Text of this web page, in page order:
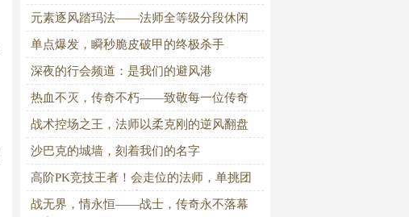
元素逐风踏玛法——法师全等级分段休闲
纯练级完整攻略
单点爆发，瞬秒脆皮破甲的终极杀手
深夜的行会频道：是我们的避风港
热血不灭，传奇不朽——致敬每一位传奇
战士
战术控场之王，法师以柔克刚的逆风翻盘
打法
沙巴克的城墙，刻着我们的名字
高阶PK竞技王者！会走位的法师，单挑团
战双线稳压全场对手
战无界，情永恒——战士，传奇永不落幕